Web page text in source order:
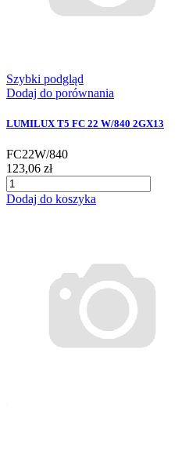
Szybki podgląd
Dodaj do porównania
LUMILUX T5 FC 22 W/840 2GX13
FC22W/840
123,06 zł
Dodaj do koszyka